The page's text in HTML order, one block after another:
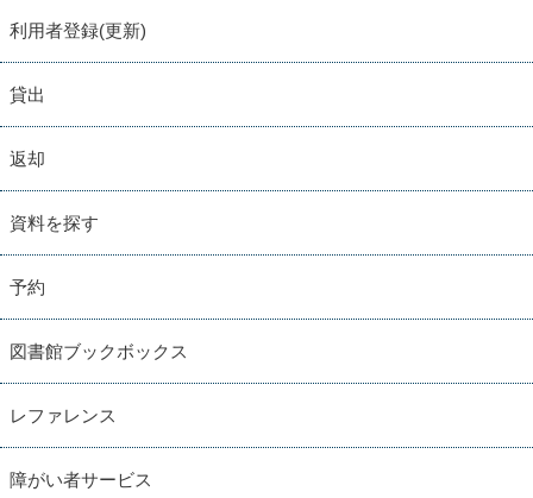
利用者登録(更新)
貸出
返却
資料を探す
予約
図書館ブックボックス
レファレンス
障がい者サービス